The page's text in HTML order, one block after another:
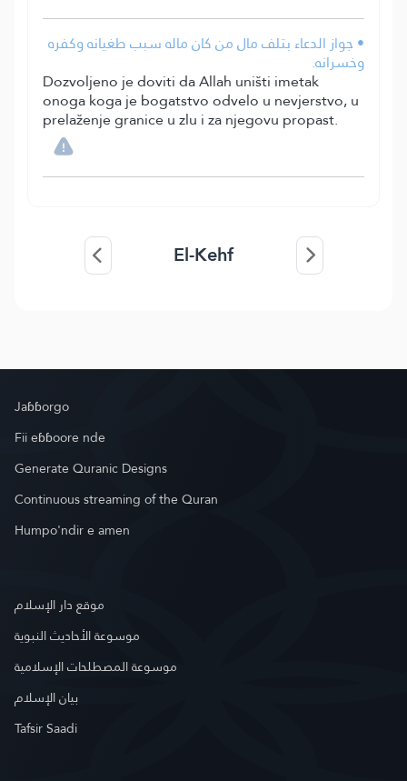
• جواز الدعاء بتلف مال من كان ماله سبب طغيانه وكفره
وخسرانه.
Dozvoljeno je doviti da Allah uništi imetak
onoga koga je bogatstvo odvelo u nevjerstvo, u
prelaženje granice u zlu i za njegovu propast.
El-Kehf
Jaɓɓorgo
Fii eɓɓoore nde
Generate Quranic Designs
Continuous streaming of the Quran
Humpo'ndir e amen
موقع دار الإسلام
موسوعة الأحاديث النبوية
موسوعة المصطلحات الإسلامية
بيان الإسلام
Tafsir Saadi